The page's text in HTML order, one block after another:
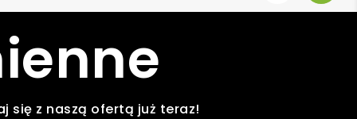
się z naszą ofertą już teraz!